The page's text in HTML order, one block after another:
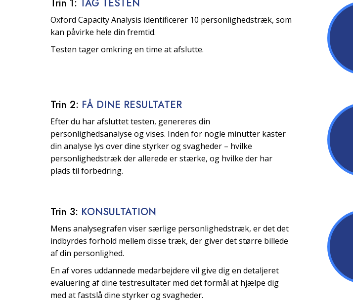
Trin 1: TAG TESTEN
Oxford Capacity Analysis identificerer 10 personlighedstræk, som
kan påvirke hele din fremtid.
Testen tager omkring en time at afslutte.
Trin 2: FÅ DINE RESULTATER
Efter du har afsluttet testen, genereres din
personlighedsanalyse og vises. Inden for nogle minutter kaster
din analyse lys over dine styrker og svagheder – hvilke
personlighedstræk der allerede er stærke, og hvilke der har
plads til forbedring.
Trin 3: KONSULTATION
Mens analysegrafen viser særlige personlighedstræk, er det det
indbyrdes forhold mellem disse træk, der giver det større billede
af din personlighed.
En af vores uddannede medarbejdere vil give dig en detaljeret
evaluering af dine testresultater med det formål at hjælpe dig
med at fastslå dine styrker og svagheder.